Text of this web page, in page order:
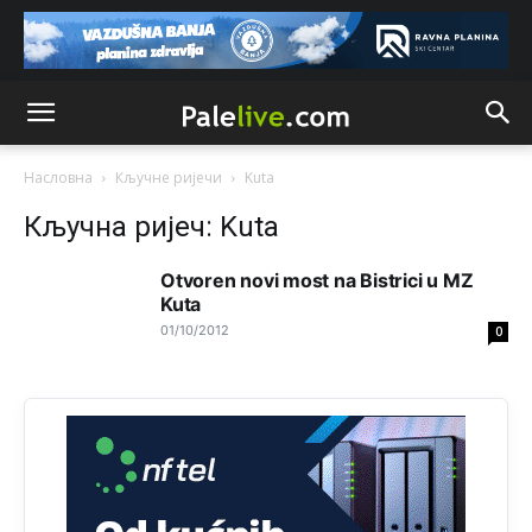
Насловна Кључне ријечи Kuta
Кључна ријеч: Kuta
Otvoren novi most na Bistrici u MZ
Kuta
01/10/2012 0
crnogorci su srbi, samo sa brkovima
Анонимно2825811 јуче 11:11
Ja sam rodjen tamo dje i gara,sad se pjeva Jovani sa
Pala...Nekad' sam te garo u naramku noso,sad se
skitas,nevalja ti poso.
ima li bijeloputog "gosta" kod golijanina ili na jahorini???
Анонимно2828081 јуче
Анонимно2832702 9:27
Hoce li asvaltirati tunel ponovo...A ista firma je ko fol
radila tunel Kalovita brda...lose su uradili,kao da je
radjen prije 50 godina!?